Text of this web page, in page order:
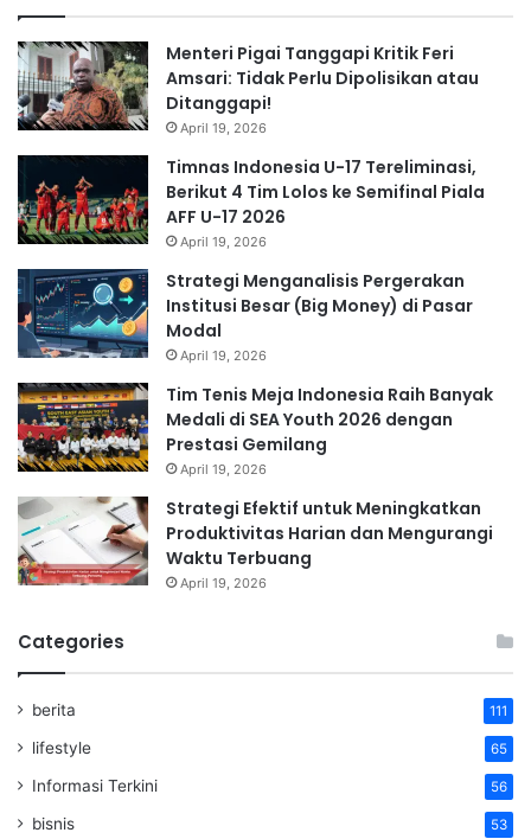
Menteri Pigai Tanggapi Kritik Feri
Amsari: Tidak Perlu Dipolisikan atau
Ditanggapi!
April 19, 2026
Timnas Indonesia U-17 Tereliminasi,
Berikut 4 Tim Lolos ke Semifinal Piala
AFF U-17 2026
April 19, 2026
Strategi Menganalisis Pergerakan
Institusi Besar (Big Money) di Pasar
Modal
April 19, 2026
Tim Tenis Meja Indonesia Raih Banyak
Medali di SEA Youth 2026 dengan
Prestasi Gemilang
April 19, 2026
Strategi Efektif untuk Meningkatkan
Produktivitas Harian dan Mengurangi
Waktu Terbuang
April 19, 2026
Categories
berita 111
lifestyle 65
Informasi Terkini 56
bisnis 53